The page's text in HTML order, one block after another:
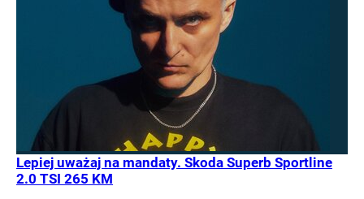
Lepiej uważaj na mandaty. Skoda Superb Sportline
2.0 TSI 265 KM